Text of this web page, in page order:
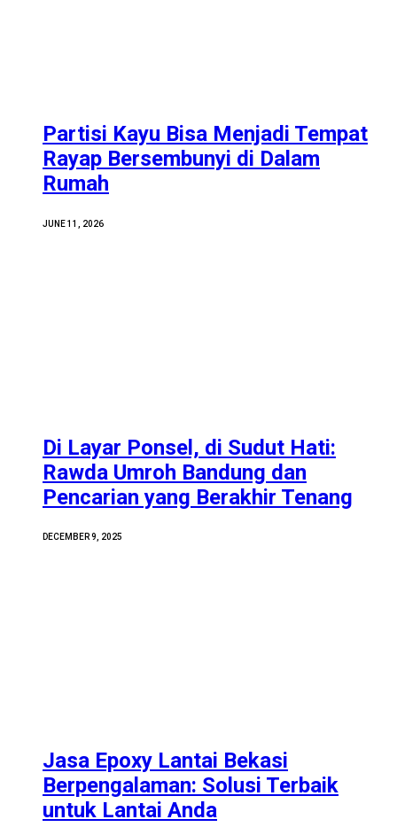
Partisi Kayu Bisa Menjadi Tempat
Rayap Bersembunyi di Dalam
Rumah
JUNE 11, 2026
Di Layar Ponsel, di Sudut Hati:
Rawda Umroh Bandung dan
Pencarian yang Berakhir Tenang
DECEMBER 9, 2025
Jasa Epoxy Lantai Bekasi
Berpengalaman: Solusi Terbaik
untuk Lantai Anda